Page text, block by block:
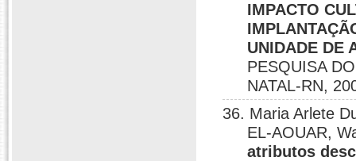
IMPACTO
UNIDADE DE
PESQUISA
NATAL-RN,
36. Maria Arlete
EL-AOUAR,
atributos